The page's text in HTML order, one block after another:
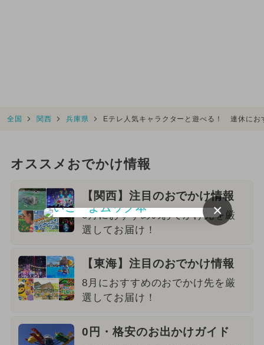
全国 関西 兵庫県 Eテレ人気キャラクターと遊べる！ 連休にお
オススメおでかけ情報
【関西】注目のおでかけ情報
8月におすすめのおでかけ先を厳
選してお届け！
【東海】注目のおでかけ情報
8月におすすめのおでかけ先を厳
選してお届け！
0円・格安のお出かけガイド
×